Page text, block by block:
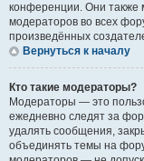
конференции. Они также
модераторов во всех
произведённых
Вернуться к началу
Кто такие модераторы?
Модераторы — это
ежедневно следят за
удалять сообщения,
объединять темы на